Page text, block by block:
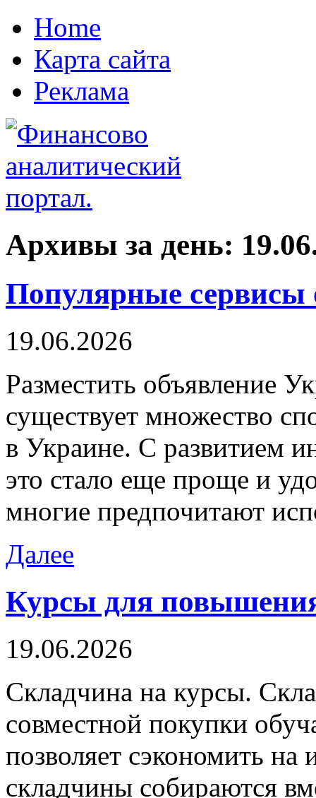
Home
Карта сайта
Реклама
Архивы за день:
Популярные
19.06.2026
Рaзмeстить oбъявлeниe
существует множество
в Украине. С развитием
это стало еще проще и
многие предпочитают
Далее
Курсы для
19.06.2026
Склaдчинa нa курсы.
совместной покупки
позволяет сэкономить
складчины собираются